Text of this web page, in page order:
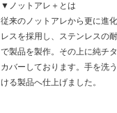
▼ノットアレ＋とは
従来のノットアレから更に進
レスを採用し、ステンレスの
で製品を製作。その上に純チ
カバーしております。手を洗
ける製品へ仕上げました。